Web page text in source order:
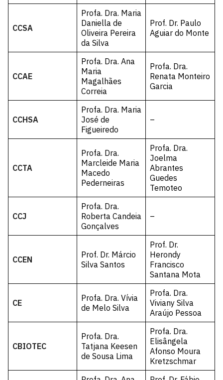
CCSA
Profa. Dra. Maria
Daniella de
Oliveira Pereira
da Silva
Prof. Dr. Paulo
Aguiar do Monte
CCAE
Profa. Dra. Ana
Maria
Magalhães
Correia
Profa. Dra.
Renata Monteiro
Garcia
CCHSA
Profa. Dra. Maria
José de
Figueiredo
–
CCTA
Profa. Dra.
Marcleide Maria
Macedo
Pederneiras
Profa. Dra.
Joelma
Abrantes
Guedes
Temoteo
CCJ
Profa. Dra.
Roberta Candeia
Gonçalves
–
CCEN
Prof. Dr. Márcio
Silva Santos
Prof. Dr.
Herondy
Francisco
Santana Mota
CE
Profa. Dra. Vívia
de Melo Silva
Profa. Dra.
Viviany Silva
Araújo Pessoa
CBIOTEC
Profa. Dra.
Tatjana Keesen
de Sousa Lima
Profa. Dra.
Elisângela
Afonso Moura
Kretzschmar